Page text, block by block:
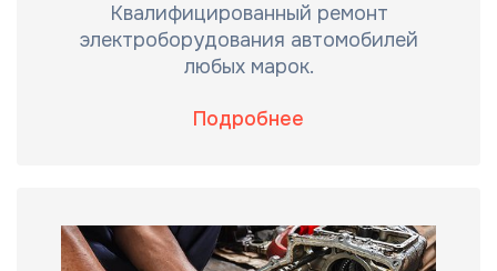
Квалифицированный ремонт
электроборудования автомобилей
любых марок.
Подробнее